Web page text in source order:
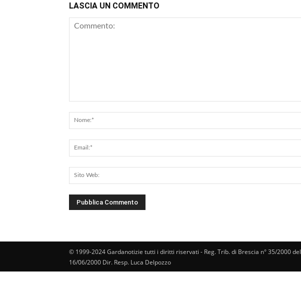
LASCIA UN COMMENTO
© 1999-2024 Gardanotizie tutti i diritti riservati - Reg. Trib. di Brescia n° 35/2000 del
16/06/2000 Dir. Resp. Luca Delpozzo